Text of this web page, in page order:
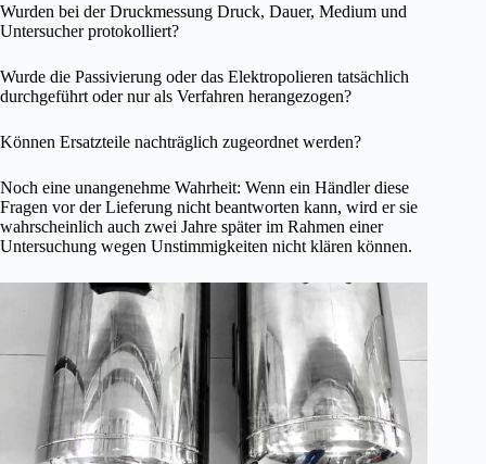
Wurden bei der Druckmessung Druck, Dauer, Medium und
Untersucher protokolliert?
Wurde die Passivierung oder das Elektropolieren tatsächlich
durchgeführt oder nur als Verfahren herangezogen?
Können Ersatzteile nachträglich zugeordnet werden?
Noch eine unangenehme Wahrheit: Wenn ein Händler diese
Fragen vor der Lieferung nicht beantworten kann, wird er sie
wahrscheinlich auch zwei Jahre später im Rahmen einer
Untersuchung wegen Unstimmigkeiten nicht klären können.